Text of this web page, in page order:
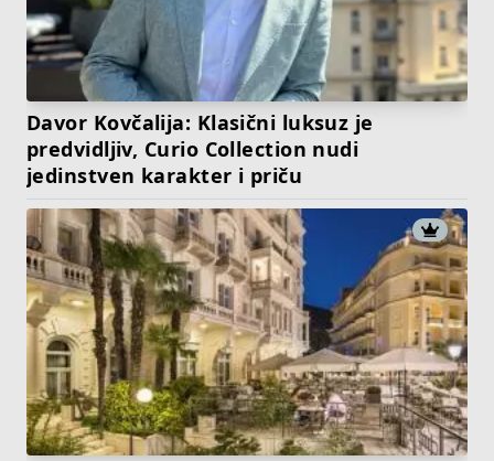
Davor Kovčalija: Klasični luksuz je
predvidljiv, Curio Collection nudi
jedinstven karakter i priču